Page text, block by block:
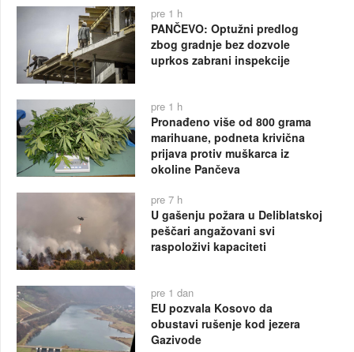
pre 1 h
PANČEVO: Optužni predlog
zbog gradnje bez dozvole
uprkos zabrani inspekcije
pre 1 h
Pronađeno više od 800 grama
marihuane, podneta krivična
prijava protiv muškarca iz
okoline Pančeva
pre 7 h
U gašenju požara u Deliblatskoj
peščari angažovani svi
raspoloživi kapaciteti
pre 1 dan
EU pozvala Kosovo da
obustavi rušenje kod jezera
Gazivode